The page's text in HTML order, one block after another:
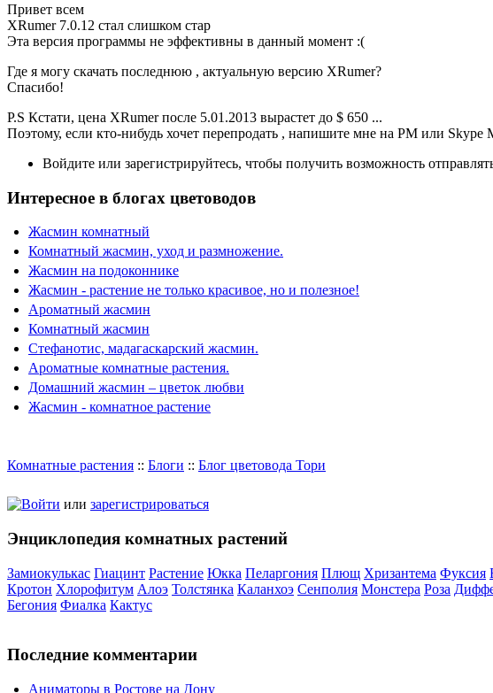
Привет всем
XRumer 7.0.12 стал слишком стар
Эта версия программы не эффективны в данный момент :(
Где я могу скачать последнюю , актуальную версию XRumer?
Спасибо!
P.S Кстати, цена XRumer после 5.01.2013 вырастет до $ 650 ...
Поэтому, если кто-нибудь хочет перепродать , напишите мне на PM или Skype
Войдите или зарегистрируйтесь, чтобы получить возможность
Интересное в блогах цветоводов
Жасмин комнатный
Комнатный жасмин, уход и размножение.
Жасмин на подоконнике
Жасмин - растение не только красивое, но и полезное!
Ароматный жасмин
Комнатный жасмин
Стефанотис, мадагаскарский жасмин.
Ароматные комнатные растения.
Домашний жасмин – цветок любви
Жасмин - комнатное растение
Комнатные растения :: Блоги :: Блог цветовода Тори
Войти или зарегистрироваться
Энциклопедия комнатных растений
Замиокулькас Гиацинт Растение Юкка Пеларгония Плющ Хризантема Фуксия
Кротон Хлорофитум Алоэ Толстянка Каланхоэ Сенполия Монстера Роза
Бегония Фиалка Кактус
Последние комментарии
Аниматоры в Ростове на Дону